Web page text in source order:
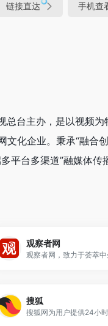
链接直达 手机查
台主办，是以视频
化企业。秉承“融合
平台多渠道”融媒体传
观察者网
搜狐